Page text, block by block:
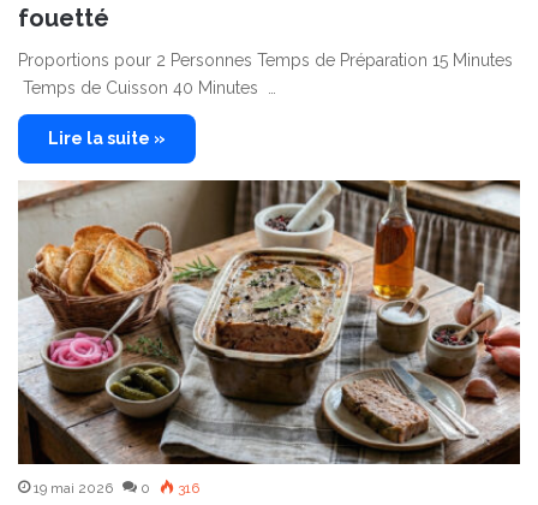
fouetté
Proportions pour 2 Personnes Temps de Préparation 15 Minutes
Temps de Cuisson 40 Minutes …
Lire la suite »
19 mai 2026 0 316